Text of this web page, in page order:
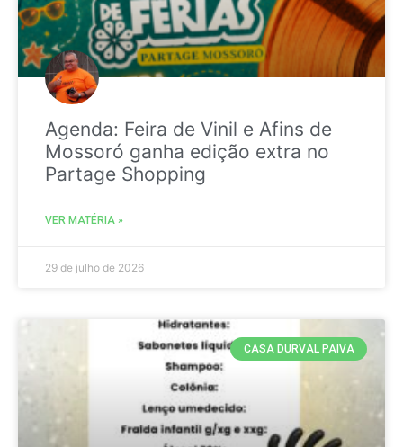
Agenda: Feira de Vinil e Afins de
Mossoró ganha edição extra no
Partage Shopping
VER MATÉRIA »
29 de julho de 2026
CASA DURVAL PAIVA